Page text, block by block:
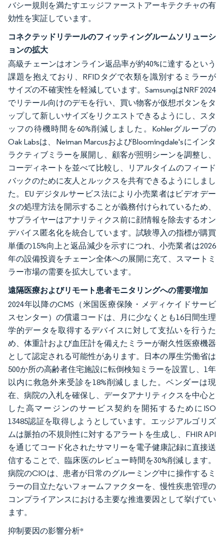
バシー規則を満たすエッジファーストアーキテクチャの有
効性を実証しています。
コネクテッドリテールのフィッティングルームソリューシ
ョンの拡大
高級チェーンはオンライン返品率が約40%に達するという
課題を抱えており、RFIDタグで衣類を識別するミラーが
サイズの不確実性を軽減しています。SamsungはNRF 2024
でリテール向けのデモを行い、買い物客が仮想ボタンをタ
ップして新しいサイズをリクエストできるようにし、スタ
ッフの待機時間を60%削減しました。Kohlerグループの
Oak Labsは、Neiman MarcusおよびBloomingdale'sにインタ
ラクティブミラーを展開し、顧客が照明シーンを調整し、
コーディネートを並べて比較し、リアルタイムのフィード
バックのために友人とルックスを共有できるようにしまし
た。EU デジタルサービス法により小売業者はビデオデー
タの処理方法を開示することが義務付けられているため、
サプライヤーはアナリティクス前に顔情報を除去するオン
デバイス匿名化を統合しています。試験導入の指標が購買
単価の15%向上と返品減少を示すにつれ、小売業者は2026
年の設備投資をチェーン全体への展開に充て、スマートミ
ラー市場の需要を拡大しています。
遠隔医療およびリモート患者モニタリングへの需要増加
2024年以降のCMS（米国医療保険・メディケイドサービ
スセンター）の償還コードは、月に少なくとも16日間生理
学的データを取得するデバイスに対して支払いを行うた
め、体重計および血圧計を備えたミラーが耐久性医療機器
として認定される可能性があります。日本の厚生労働省は
500か所の高齢者住宅施設に転倒検知ミラーを設置し、1年
以内に救急外来受診を18%削減しました。ベンダーは現
在、病院の入札を確保し、データアナリティクスを中心と
した高マージンのサービス契約を開拓するためにISO
13485認証を取得しようとしています。エッジアルゴリズ
ムは脈拍の不規則性に対するアラートを生成し、FHIR API
を通じてコード化されたサマリーを電子健康記録に直接送
信することで、臨床医のレビュー時間を30%削減します。
病院のCIOは、患者が日常のグルーミング中に操作するミ
ラーの目立たないフォームファクターを、慢性疾患管理の
コンプライアンスにおける主要な推進要因として挙げてい
ます。
抑制要因の影響分析*